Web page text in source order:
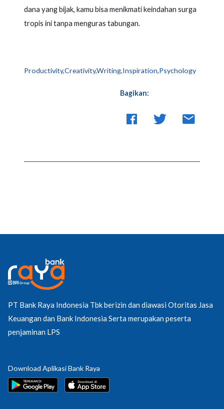
dana yang bijak, kamu bisa menikmati keindahan surga
tropis ini tanpa menguras tabungan.
Productivity,Creativity,Writing,Inspiration,Psychology
Bagikan:
PT Bank Raya Indonesia Tbk berizin dan diawasi Otoritas Jasa
Keuangan dan Bank Indonesia Serta merupakan peserta
penjaminan LPS
Download Aplikasi Bank Raya